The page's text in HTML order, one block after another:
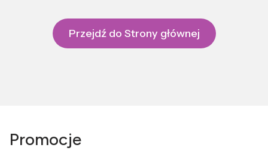
Przejdź do Strony głównej
Promocje